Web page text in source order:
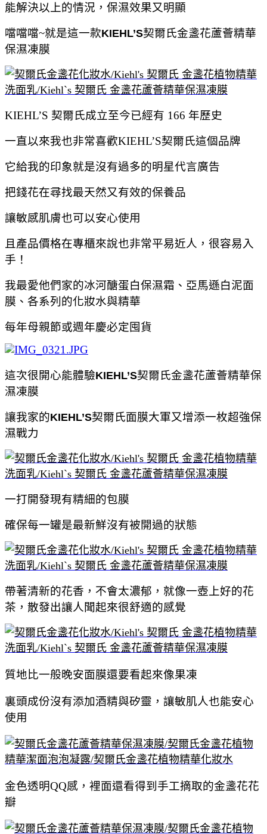
能解決以上的情況，保濕效果又明顯
噹噹噹~就是這一款KIEHL’S契爾氏金盞花蘆薈精華
保濕凍膜
KIEHL’S 契爾氏成立至今已經有 166 年歷史
一直以來我也非常喜歡KIEHL’S契爾氏這個品牌
它給我的印象就是沒有過多的明星代言廣告
把錢花在尋找最天然又有效的保養品
讓敏感肌膚也可以安心使用
且產品價格在專櫃來說也非常平易近人，很容易入
手！
我最愛他們家的冰河醣蛋白保濕霜、亞馬遜白泥面
膜、各系列的化妝水與精華
每年母親節或週年慶必定囤貨
這次很開心能體驗KIEHL’S契爾氏金盞花蘆薈精華保
濕凍膜
讓我家的KIEHL’S契爾氏面膜大軍又增添一枚超強保
濕戰力
一打開發現有精細的包膜
確保每一罐是最新鮮沒有被開過的狀態
帶著清新的花香，不會太濃郁，就像一壺上好的花
茶，散發出讓人聞起來很舒適的感覺
質地比一般晚安面膜還要看起來像果凍
裏頭成份沒有添加酒精與矽靈，讓敏肌人也能安心
使用
金色透明QQ感，裡面還看得到手工摘取的金盞花花
瓣